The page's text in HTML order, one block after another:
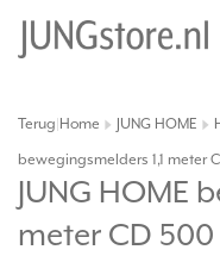
Terug Home JUNG HOME
bewegingsmelders 1,1 meter
JUNG HOME
meter CD 500